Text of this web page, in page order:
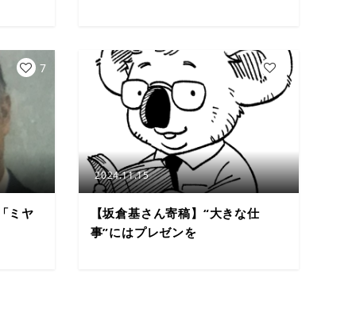
ミヤ
7
2024.11.15
【坂倉基さん寄稿】“大きな仕
事”にはプレゼンを
4